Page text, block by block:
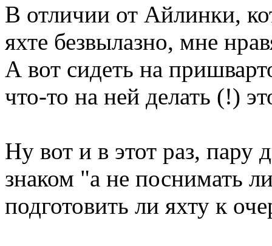
В отличии от Айлинки,
яхте безвылазно, мне
А вот сидеть на
что-то на ней делать (!)
Ну вот и в этот раз, пару
знаком "а не поснимать
подготовить ли яхту к